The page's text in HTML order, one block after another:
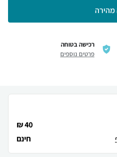
מהירה
רכישה בטוחה
פרטים נוספים
40 ₪
חינם